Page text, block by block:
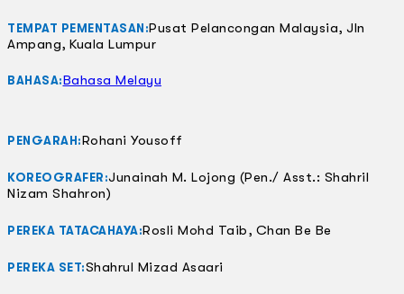
TEMPAT PEMENTASAN:Pusat Pelancongan Malaysia, Jln
Ampang, Kuala Lumpur
BAHASA:Bahasa Melayu
PENGARAH:Rohani Yousoff
KOREOGRAFER:Junainah M. Lojong (Pen./ Asst.: Shahril
Nizam Shahron)
PEREKA TATACAHAYA:Rosli Mohd Taib, Chan Be Be
PEREKA SET:Shahrul Mizad Asaari